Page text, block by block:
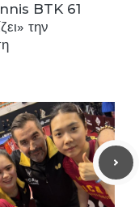
BTK 61
την